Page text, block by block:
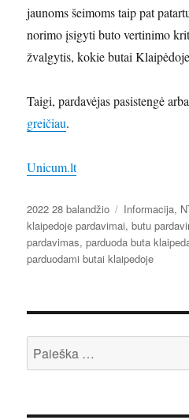
jaunoms šeimoms taip pat
norimo įsigyti buto vertinimo
žvalgytis, kokie butai
Taigi, pardavėjas pasistengė
greičiau.
Unicum.lt
Paskelbta
2022 28 balandžio Kategorijos
Informacija,
klaipedoje pardavimai,butu
pardavimas,parduoda buta
parduodami butai klaipedoje
Ieškoti: